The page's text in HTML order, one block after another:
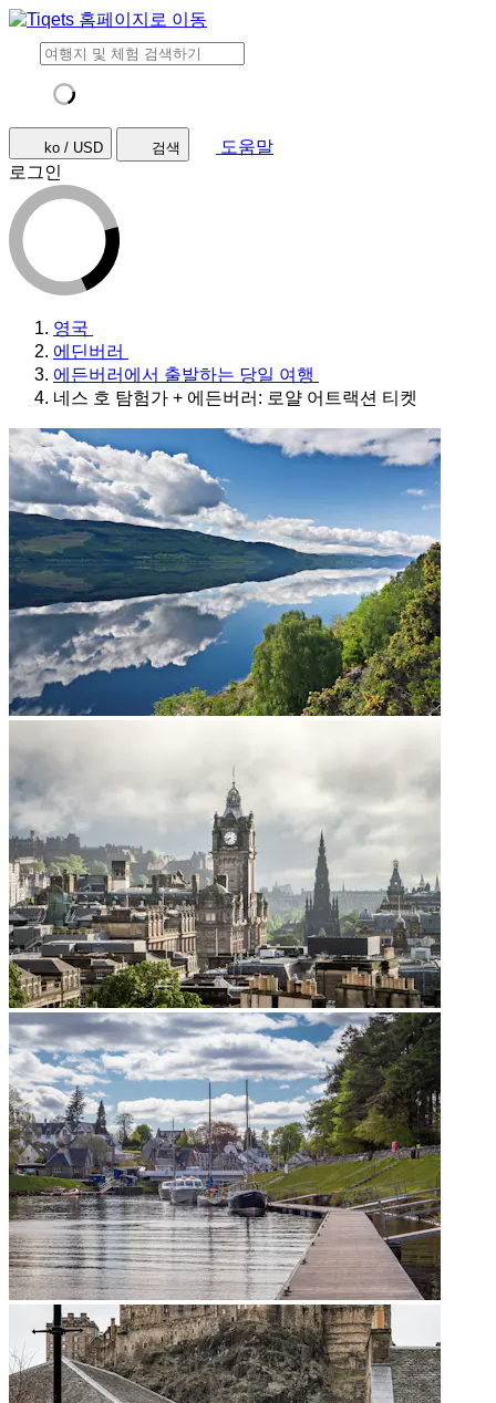
ko / USD 검색
도움말
로그인
영국
에딘버러
에든버러에서 출발하는 당일 여행
네스 호 탐험가 + 에든버러: 로얄 어트랙션 티켓